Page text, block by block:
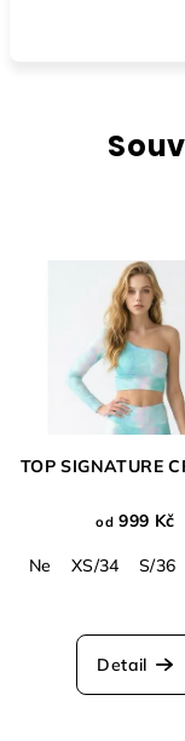
TOP SIGNATURE
od 999 Kč
Ne XS/34 S/36
Detail